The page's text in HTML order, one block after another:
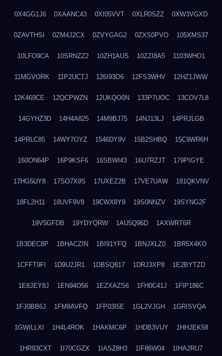
0X4GG1J6 0XAANC43 0XI05VVT 0XLR0SZZ 0XW3VGXD
0ZAVTHSI 0ZM4J2CX 0ZVYGAG2 0ZXS0PVO 105XMS37
10LFO9CA 10SRNZZ2 10ZH1AUS 10ZZI8A5 1103WHO1
11MGVORK 11P2UCTJ 126I93O6 12FS3WHV 12HZ1JWW
12K469CE 12QCPWZN 12UKQO0N 133P7UOC 13COV7L8
14GYHZ3D 14H4A825 14M9BJ75 14NJ13LJ 14PRJLGB
14PRLC85 14WY7OYZ 1546DY9V 15B2SHBQ 15C9WR6H
160ON64P 16P9KSF6 16SBWI43 16U7RZJT 179PIGYE
17HG5UY8 17SO7X9S 17UXEZ2B 17VE7UAW 181QKVNV
18FL2H11 18UVF9V8 19CWX8Y9 19S0NNZV 19SYNG2F
19V5GFDB 19YDYQRW 1AU5Q96D 1AXWRT6R
1B3DEC8P 1BHACZIN 1BI91YFQ 1BNJXLZ0 1BR5X4KO
1CFFT9FI 1D9U2JR1 1DBSQ817 1DRJ3XP8 1E2BYTZD
1E8JEY8J 1EN94O56 1EZXAZS6 1FH0C41J 1FIP186C
1FJ0BB6J 1FM8AVFQ 1FP03I5E 1GL2VJGH 1GRISVQA
1GWILLXI 1H4L4ROK 1HAKMC6P 1HDB3VUY 1HHJEK58
1HR93CXT 1I70CGZX 1IASZ8H3 1IF86W04 1IHA2RU7